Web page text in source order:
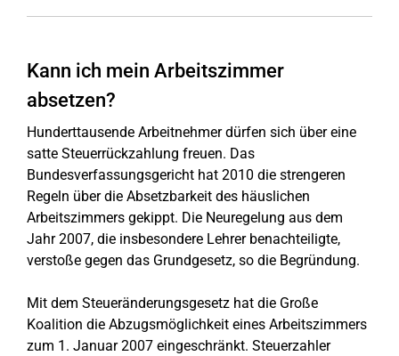
Kann ich mein Arbeitszimmer
absetzen?
Hunderttausende Arbeitnehmer dürfen sich über eine
satte Steuerrückzahlung freuen. Das
Bundesverfassungsgericht hat 2010 die strengeren
Regeln über die Absetzbarkeit des häuslichen
Arbeitszimmers gekippt. Die Neuregelung aus dem
Jahr 2007, die insbesondere Lehrer benachteiligte,
verstoße gegen das Grundgesetz, so die Begründung.
Mit dem Steueränderungsgesetz hat die Große
Koalition die Abzugsmöglichkeit eines Arbeitszimmers
zum 1. Januar 2007 eingeschränkt. Steuerzahler